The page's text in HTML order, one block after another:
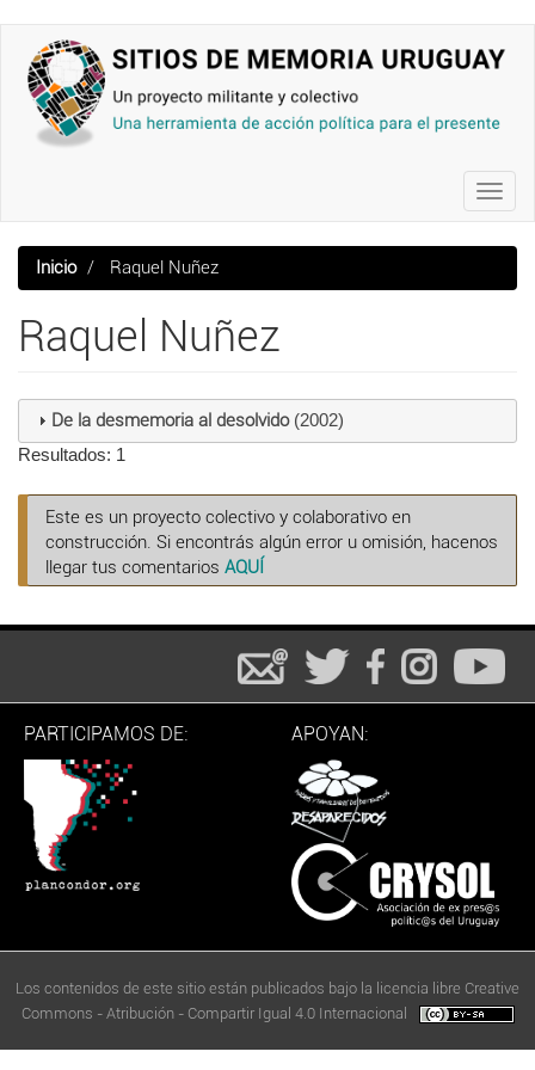
contenido
principal
Inicio Raquel Nuñez
Raquel Nuñez
De la desmemoria al desolvido(2002)
Resultados: 1
Este es un proyecto colectivo y colaborativo en
construcción. Si encontrás algún error u omisión, hacenos
llegar tus comentarios AQUÍ
PARTICIPAMOS DE: APOYAN:
Los contenidos de este sitio están publicados bajo la licencia libre Creative
Commons - Atribución - Compartir Igual 4.0 Internacional